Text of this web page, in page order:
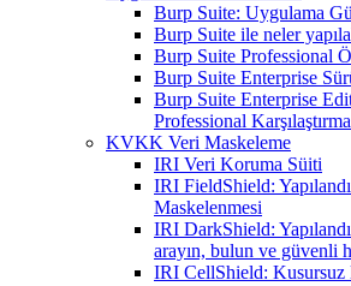
Burp Suite: Uygulama
Burp Suite ile neler
Burp Suite Professional
Burp Suite Enterprise
Burp Suite Enterprise
Professional
KVKK Veri Maskeleme
IRI Veri Koruma Süiti
IRI FieldShield:
Maskelenmesi
IRI DarkShield:
arayın, bulun ve güvenli
IRI CellShield: